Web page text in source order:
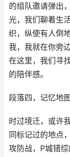
的组队邀请弹出
光，我们聊着生
织，纵使有人倒
我，我就在你旁
在这里，我们寻
的陪伴感。
段落四，记忆地
时过境迁，或许
同标记过的地点
攻防战，P城错